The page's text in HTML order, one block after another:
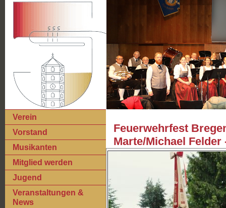
Verein
Vorstand
Musikanten
Mitglied werden
Jugend
Veranstaltungen &
News
Feuerwehrfest
Marte/Michael Felder